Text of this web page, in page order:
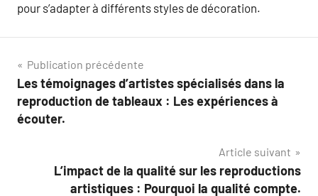
pour s’adapter à différents styles de décoration.
Navigation
de
l’article
Publication précédente
Les témoignages d’artistes spécialisés dans la
reproduction de tableaux : Les expériences à
écouter.
Article suivant
L’impact de la qualité sur les reproductions
artistiques : Pourquoi la qualité compte.